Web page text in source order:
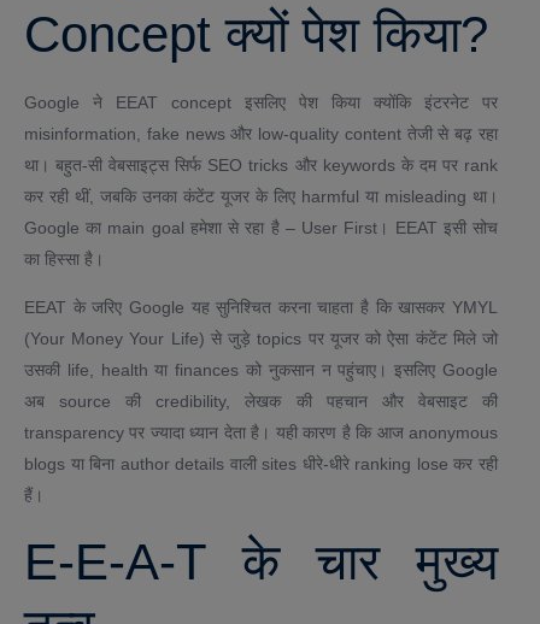
Concept क्यों पेश किया?
Google ने EEAT concept इसलिए पेश किया क्योंकि इंटरनेट पर
misinformation, fake news और low-quality content तेजी से बढ़ रहा
था। बहुत-सी वेबसाइट्स सिर्फ SEO tricks और keywords के दम पर rank
कर रही थीं, जबकि उनका कंटेंट यूजर के लिए harmful या misleading था।
Google का main goal हमेशा से रहा है – User First। EEAT इसी सोच
का हिस्सा है।
EEAT के जरिए Google यह सुनिश्चित करना चाहता है कि खासकर YMYL
(Your Money Your Life) से जुड़े topics पर यूजर को ऐसा कंटेंट मिले जो
उसकी life, health या finances को नुकसान न पहुंचाए। इसलिए Google
अब source की credibility, लेखक की पहचान और वेबसाइट की
transparency पर ज्यादा ध्यान देता है। यही कारण है कि आज anonymous
blogs या बिना author details वाली sites धीरे-धीरे ranking lose कर रही
हैं।
E-E-A-T के चार मुख्य